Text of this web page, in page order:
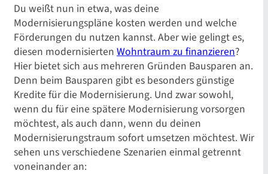
Du weißt nun in etwa, was deine
Modernisierungspläne kosten werden und welche
Förderungen du nutzen kannst. Aber wie gelingt es,
diesen modernisierten Wohntraum zu finanzieren?
Hier bietet sich aus mehreren Gründen Bausparen an.
Denn beim Bausparen gibt es besonders günstige
Kredite für die Modernisierung. Und zwar sowohl,
wenn du für eine spätere Modernisierung vorsorgen
möchtest, als auch dann, wenn du deinen
Modernisierungstraum sofort umsetzen möchtest. Wir
sehen uns verschiedene Szenarien einmal getrennt
voneinander an: